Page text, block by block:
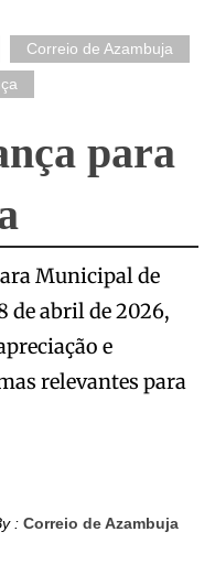
Correio de Azambuja
para
Municipal de
de abril de 2026,
e
relevantes para
: Correio de Azambuja